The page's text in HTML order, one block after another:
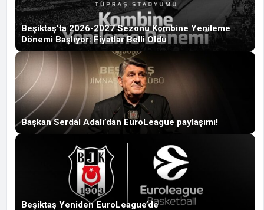
Beşiktaş’ta 2026-2027 Sezonu Kombine Yenileme
Dönemi Başlıyor: Fiyatlar Belli Oldu
Başkan Serdal Adalı’dan EuroLeague paylaşımı!
Beşiktaş Yeniden EuroLeague’de